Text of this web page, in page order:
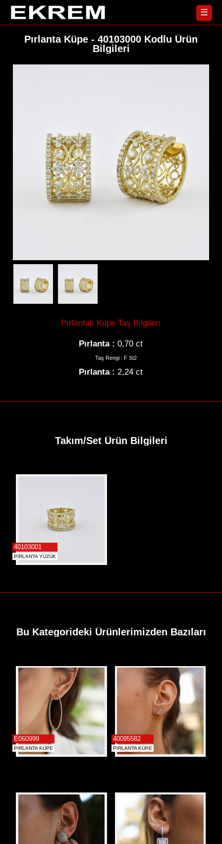
☰
Koleksiyonlar
Küpe
Gerdanlık
Bilezik
Tektaş
Alyans
Hikayemiz
İletişim
Pırlanta Küpe - 40103000 Kodlu Ürün
Bilgileri
Pırlantalı Küpe Taş Bilgileri
Pırlanta : 0,70 ct
Taş Rengi : F SI2
Pırlanta : 2,24 ct
Takım/Set Ürün Bilgileri
40103001
PIRLANTA YÜZÜK
Bu Kategorideki Ürünlerimizden Bazıları
E060999
PIRLANTA KÜPE
40095582
PIRLANTA KÜPE